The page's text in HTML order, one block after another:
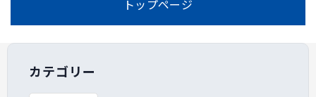
トップページ
カテゴリー